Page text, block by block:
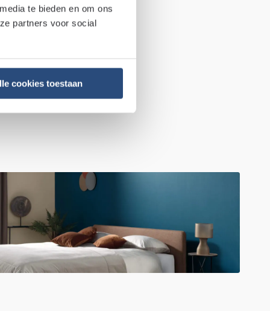
te bieden en om ons
partners voor social
cookies toestaan